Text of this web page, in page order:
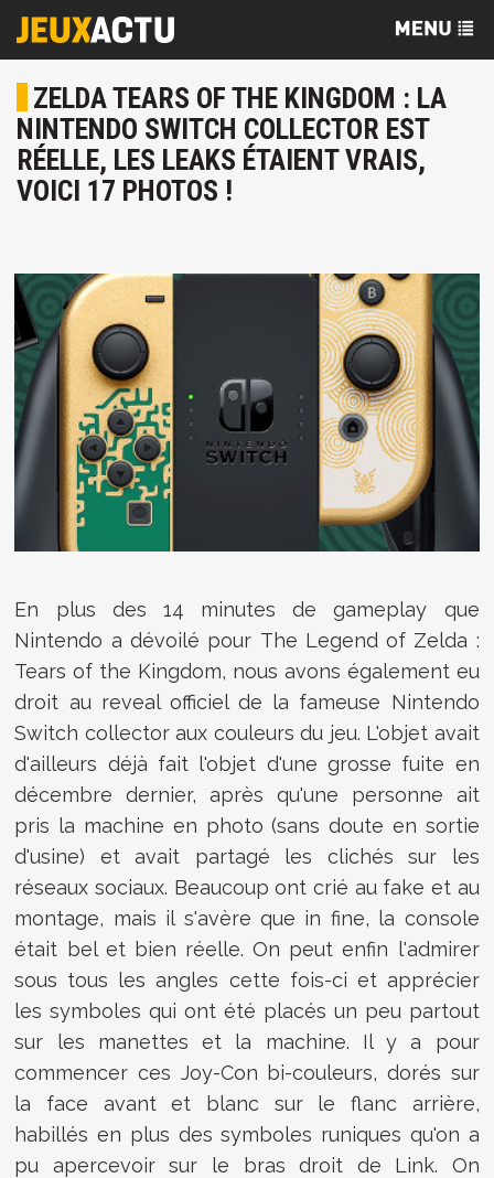
ZELDA TEARS OF THE KINGDOM : LA
NINTENDO SWITCH COLLECTOR EST
RÉELLE, LES LEAKS ÉTAIENT VRAIS,
VOICI 17 PHOTOS !
En plus des 14 minutes de gameplay que
Nintendo a dévoilé pour The Legend of Zelda :
Tears of the Kingdom, nous avons également eu
droit au reveal officiel de la fameuse Nintendo
Switch collector aux couleurs du jeu. L'objet avait
d'ailleurs déjà fait l'objet d'une grosse fuite en
décembre dernier, après qu'une personne ait
pris la machine en photo (sans doute en sortie
d'usine) et avait partagé les clichés sur les
réseaux sociaux. Beaucoup ont crié au fake et au
montage, mais il s'avère que in fine, la console
était bel et bien réelle. On peut enfin l'admirer
sous tous les angles cette fois-ci et apprécier
les symboles qui ont été placés un peu partout
sur les manettes et la machine. Il y a pour
commencer ces Joy-Con bi-couleurs, dorés sur
la face avant et blanc sur le flanc arrière,
habillés en plus des symboles runiques qu'on a
pu apercevoir sur le bras droit de Link. On